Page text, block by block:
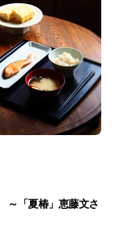
「夏椿」恵藤文さ